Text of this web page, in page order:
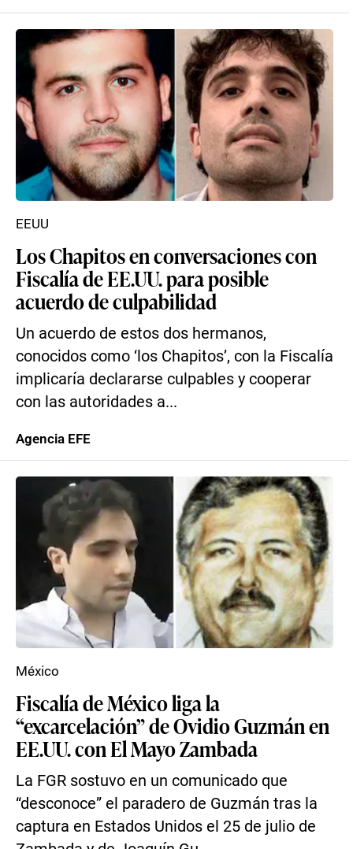
Los Chapitos en conversaciones con
Fiscalía de EE.UU. para posible
acuerdo de culpabilidad
Un acuerdo de estos dos hermanos,
conocidos como ‘los Chapitos’, con la Fiscalía
implicaría declararse culpables y cooperar
con las autoridades a...
EEUU
Agencia EFE
Fiscalía de México liga la
“excarcelación” de Ovidio Guzmán en
EE.UU. con El Mayo Zambada
La FGR sostuvo en un comunicado que
“desconoce” el paradero de Guzmán tras la
captura en Estados Unidos el 25 de julio de
México